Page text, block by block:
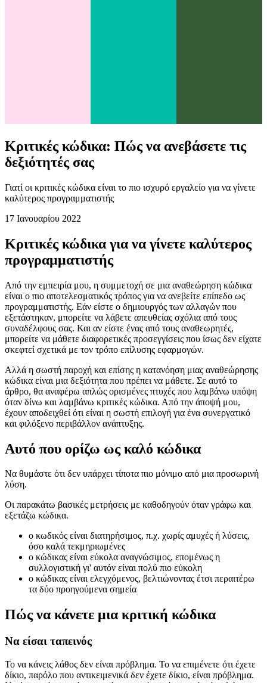
Κριτικές κώδικα: Πώς να ανεβάσετε τις
δεξιότητές σας
Γιατί οι κριτικές κώδικα είναι το πιο ισχυρό εργαλείο για να γίνετε
καλύτερος προγραμματιστής
17 Ιανουαρίου 2022
Κριτικές κώδικα για να γίνετε καλύτερος
προγραμματιστής
Από την εμπειρία μου, η συμμετοχή σε μια αναθεώρηση κώδικα
είναι ο πιο αποτελεσματικός τρόπος για να ανεβείτε επίπεδο ως
προγραμματιστής. Εάν είστε ο δημιουργός των αλλαγών που
εξετάστηκαν, μπορείτε να λάβετε απευθείας σχόλια από τους
συναδέλφους σας. Και αν είστε ένας από τους αναθεωρητές,
μπορείτε να μάθετε διαφορετικές προσεγγίσεις που ίσως δεν είχατε
σκεφτεί σχετικά με τον τρόπο επίλυσης εφαρμογών.
Αλλά η σωστή παροχή και επίσης η κατανόηση μιας αναθεώρησης
κώδικα είναι μια δεξιότητα που πρέπει να μάθετε. Σε αυτό το
άρθρο, θα αναφέρω απλώς ορισμένες πτυχές που λαμβάνω υπόψη
όταν δίνω και λαμβάνω κριτικές κώδικα. Από την άποψή μου,
έχουν αποδειχθεί ότι είναι η σωστή επιλογή για ένα συνεργατικό
και φιλόξενο περιβάλλον ανάπτυξης.
Αυτό που ορίζω ως καλό κώδικα
Να θυμάστε ότι δεν υπάρχει τίποτα πιο μόνιμο από μια προσωρινή
λύση.
Οι παρακάτω βασικές μετρήσεις με καθοδηγούν όταν γράφω και
εξετάζω κώδικα.
ο κωδικός είναι διατηρήσιμος, π.χ. χωρίς αμυχές ή λύσεις,
όσο καλά τεκμηριωμένες
ο κώδικας είναι εύκολα αναγνώσιμος, επομένως η
συλλογιστική γι' αυτόν είναι πολύ πιο εύκολη
ο κώδικας είναι ελεγχόμενος, βελτιώνοντας έτσι περαιτέρω
τα δύο προηγούμενα σημεία
Πώς να κάνετε μια κριτική κώδικα
Να είσαι ταπεινός